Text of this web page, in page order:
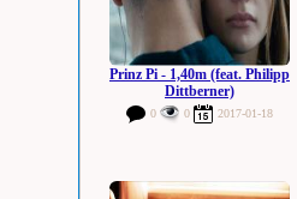
Prinz Pi - 1,40m (feat. Philipp
Dittberner)
0 0 2017-01-18